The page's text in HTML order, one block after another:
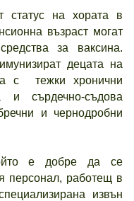
статус на хората в
възраст могат
за ваксина.
децата на
с тежки хронични
и сърдечно-съдова
и чернодробни
е добре да се
персонал, работещ в
извън